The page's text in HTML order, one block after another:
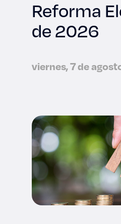
Reforma
de 2026
viernes, 7 de